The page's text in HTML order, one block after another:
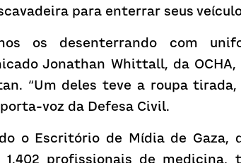
para enterrar seus
os desenterrando com
Jonathan Whittall, da
“Um deles teve a roupa
voz da Defesa Civil.
o Escritório de Mídia de Gaza,
1.402 profissionais de medicina,